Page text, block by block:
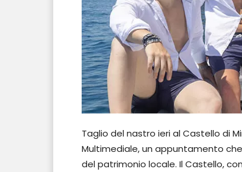
Taglio del nastro ieri al Castello di
Multimediale, un appuntamento
del patrimonio locale. Il Castello,